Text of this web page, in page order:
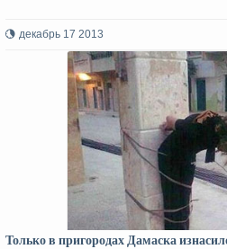
декабрь 17 2013
Только в пригородах Дамаска